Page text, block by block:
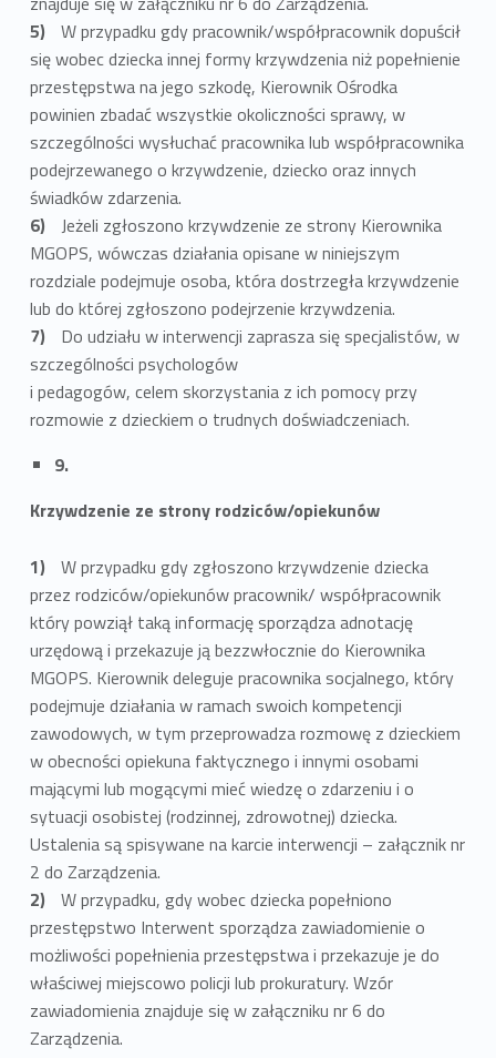
W przypadku gdy pracownik/współpracownik dopuścił
się wobec dziecka innej formy krzywdzenia niż popełnienie
przestępstwa na jego szkodę, Kierownik Ośrodka
powinien zbadać wszystkie okoliczności sprawy, w
szczególności wysłuchać pracownika lub współpracownika
podejrzewanego o krzywdzenie, dziecko oraz innych
świadków zdarzenia.
Jeżeli zgłoszono krzywdzenie ze strony Kierownika
MGOPS, wówczas działania opisane w niniejszym
rozdziale podejmuje osoba, która dostrzegła krzywdzenie
lub do której zgłoszono podejrzenie krzywdzenia.
Do udziału w interwencji zaprasza się specjalistów, w
szczególności psychologów
i pedagogów, celem skorzystania z ich pomocy przy
rozmowie z dzieckiem o trudnych doświadczeniach.
9.
Krzywdzenie ze strony rodziców/opiekunów
W przypadku gdy zgłoszono krzywdzenie dziecka
przez rodziców/opiekunów pracownik/ współpracownik
który powziął taką informację sporządza adnotację
urzędową i przekazuje ją bezzwłocznie do Kierownika
MGOPS. Kierownik deleguje pracownika socjalnego, który
podejmuje działania w ramach swoich kompetencji
zawodowych, w tym przeprowadza rozmowę z dzieckiem
w obecności opiekuna faktycznego i innymi osobami
mającymi lub mogącymi mieć wiedzę o zdarzeniu i o
sytuacji osobistej (rodzinnej, zdrowotnej) dziecka.
Ustalenia są spisywane na karcie interwencji – załącznik nr
2 do Zarządzenia.
W przypadku, gdy wobec dziecka popełniono
przestępstwo Interwent sporządza zawiadomienie o
możliwości popełnienia przestępstwa i przekazuje je do
właściwej miejscowo policji lub prokuratury. Wzór
zawiadomienia znajduje się w załączniku nr 6 do
Zarządzenia.